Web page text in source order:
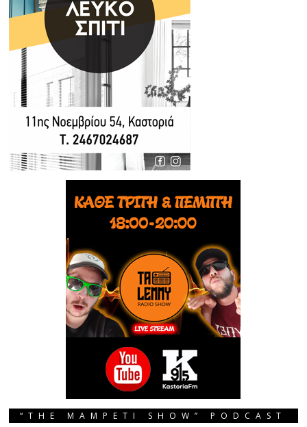
“THE MAMPETI SHOW” PODCAST